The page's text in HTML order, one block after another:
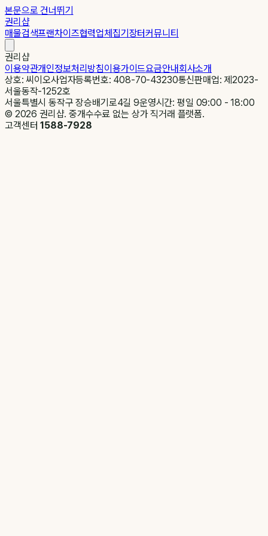
본문으로 건너뛰기
권리샵
매물검색프랜차이즈협력업체집기장터커뮤니티
권리샵
이용약관개인정보처리방침이용가이드요금안내회사소개
상호: 씨이오사업자등록번호: 408-70-43230통신판매업: 제2023-
서울동작-1252호
서울특별시 동작구 장승배기로4길 9운영시간: 평일 09:00 - 18:00
© 2026 권리샵. 중개수수료 없는 상가 직거래 플랫폼.
고객센터1588-7928